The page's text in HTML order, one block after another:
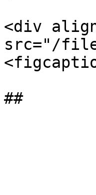
<div
src="/